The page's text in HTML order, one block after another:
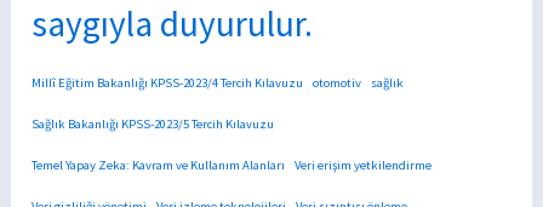
saygıyla duyurulur.
Millî Eğitim Bakanlığı KPSS-2023/4 Tercih Kılavuzu otomotiv sağlık
Sağlık Bakanlığı KPSS-2023/5 Tercih Kılavuzu
Temel Yapay Zeka: Kavram ve Kullanım Alanları Veri erişim yetkilendirme